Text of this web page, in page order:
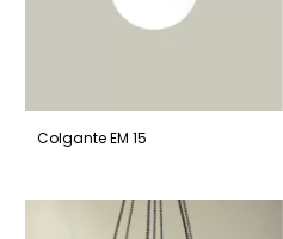
Colgante EM 15